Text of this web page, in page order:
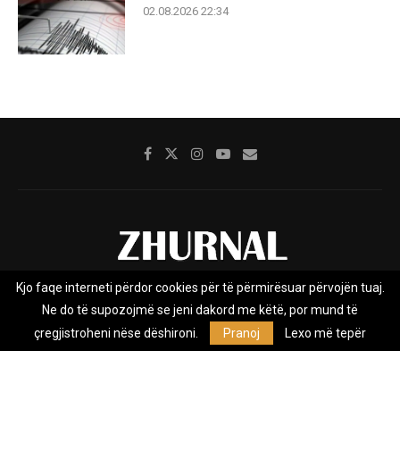
02.08.2026 22:34
Rreth nesh Impresumi Marketing
Privacy Policy
Zhurnal.mk është Agjenci e Lajmeve e pavarur, e themeluar në vitin
Kjo faqe interneti përdor cookies për të përmirësuar përvojën tuaj.
Ne do të supozojmë se jeni dakord me këtë, por mund të
çregjistroheni nëse dëshironi.
Pranoj Lexo më tepër